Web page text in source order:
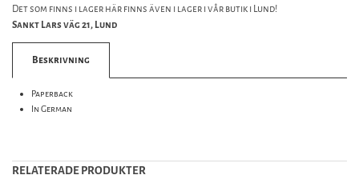
Det som finns i lager här finns även i lager i vår butik i Lund!
Sankt Lars väg 21, Lund
Beskrivning
Paperback
In German
RELATERADE PRODUKTER